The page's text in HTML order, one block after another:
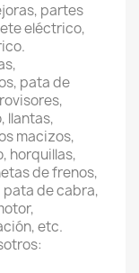
partes
eléctrico,
pata de
llantas,
macizos,
horquillas,
de frenos,
de cabra,
etc.